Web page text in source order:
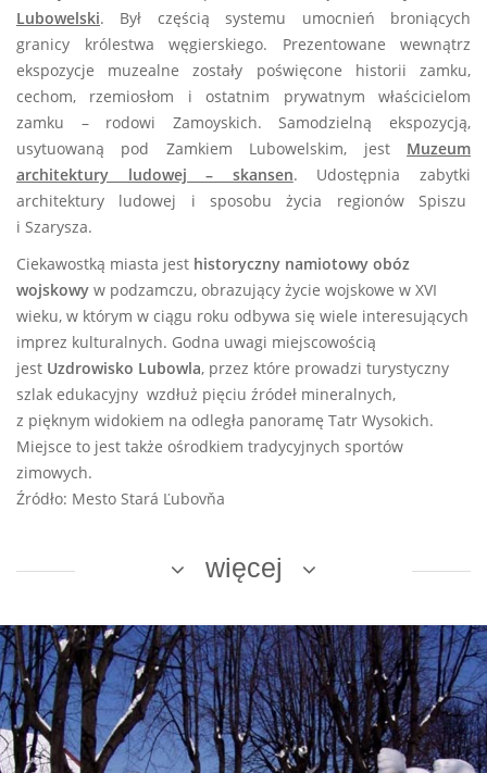
Lubowelski. Był częścią systemu umocnień broniących
granicy królestwa węgierskiego. Prezentowane wewnątrz
ekspozycje muzealne zostały poświęcone historii zamku,
cechom, rzemiosłom i ostatnim prywatnym właścicielom
zamku – rodowi Zamoyskich. Samodzielną ekspozycją,
usytuowaną pod Zamkiem Lubowelskim, jest Muzeum
architektury ludowej – skansen. Udostępnia zabytki
architektury ludowej i sposobu życia regionów Spiszu
i Szarysza.
Ciekawostką miasta jest historyczny namiotowy obóz
wojskowy w podzamczu, obrazujący życie wojskowe w XVI
wieku, w którym w ciągu roku odbywa się wiele interesujących
imprez kulturalnych. Godna uwagi miejscowością
jest Uzdrowisko Lubowla, przez które prowadzi turystyczny
szlak edukacyjny wzdłuż pięciu źródeł mineralnych,
z pięknym widokiem na odległa panoramę Tatr Wysokich.
Miejsce to jest także ośrodkiem tradycyjnych sportów
zimowych.
Źródło: Mesto Stará Ľubovňa
więcej